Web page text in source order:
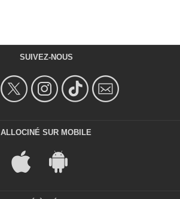
SUIVEZ-NOUS
ALLOCINÉ SUR MOBILE